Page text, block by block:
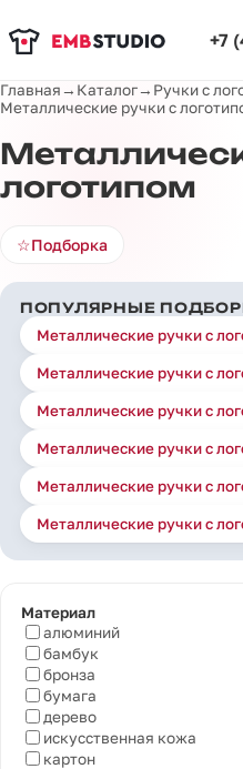
+7
Главная→ Каталог→ Ручки с
Металлические ручки с
логотипом
☆Подборка
ПОПУЛЯРНЫЕ
Металлические ручки с
Металлические ручки с
Металлические ручки с
Металлические ручки с
Металлические ручки с
Металлические ручки с
Материал
алюминий
бамбук
бронза
бумага
дерево
искусственная кожа
картон